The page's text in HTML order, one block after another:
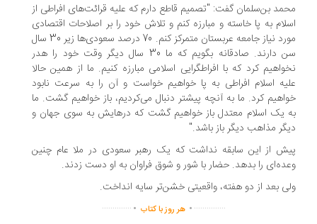
بن‌سلمان گفت: "تصمیم قاطع دارم که علیه قرائت‌های افراطی از
به پا خاسته و مبارزه کنم و تلاش خود را بر اصلاحات اقتصادی
مورد نیاز جامعه عربستان متمرکز کنم. 70 درصد سعودی‌ها زیر 30 سال
سن دارند. صادقانه بگویم که ما 30 سال دیگر وقت خود را هدر
نخواهیم کرد که با افراط‎گرایی اسلامی مبارزه کنیم. ما از همین حالا
اسلام افراطی به پا خواهیم خواست و آن را به سرعت نابود
کرد. ما به آنچه پیشتر دنبال می‌کردیم، باز خواهیم گشت. ما
یک اسلام معتدل باز خواهیم گشت که درهایش به سوی جهان و
مذاهب دیگر باز باشد."
از این سابقه نداشت که یک رهبر سعودی در ملا عام چنین
را بدهد. حضار با شور و شوق فراوان به او دست زدند.
بعد از دو هفته، واقعیتی خشن‌تر سایه انداخت.
...............
. هر روز با کتاب.
..............